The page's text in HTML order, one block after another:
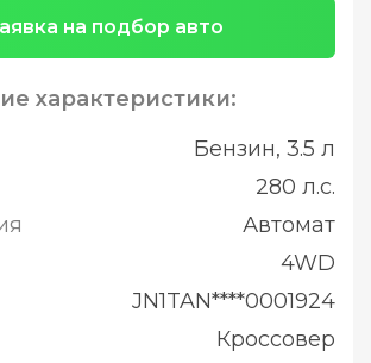
на подбор авто
характеристики:
Бензин, 3.5 л
280 л.с.
Автомат
4WD
JN1TAN****0001924
Кроссовер